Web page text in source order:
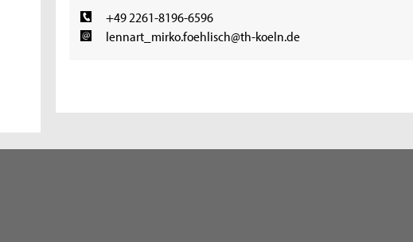
+49 2261-8196-6596
lennart_mirko.foehlisch@th-koeln.de